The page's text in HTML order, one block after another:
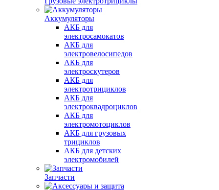
Аккумуляторы
АКБ для
электросамокатов
АКБ для
электровелосипедов
АКБ для
электроскутеров
АКБ для
электротрициклов
АКБ для
электроквадроциклов
АКБ для
электромотоциклов
АКБ для грузовых
трициклов
АКБ для детских
электромобилей
Запчасти